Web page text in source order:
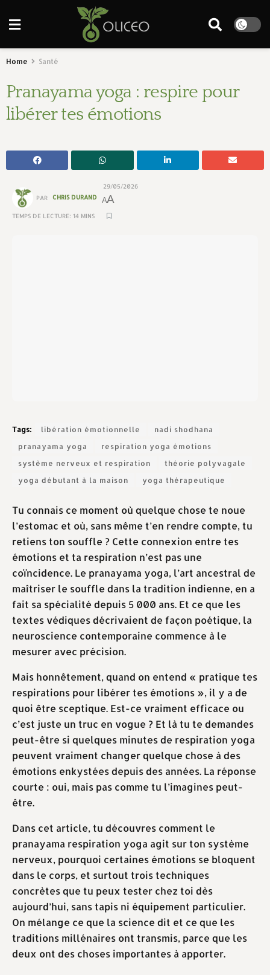
Home Santé
Pranayama yoga : respire pour
libérer tes émotions
PAR CHRIS DURAND
TEMPS DE LECTURE: 14 MINS
29/05/2026
AA
Tags: libération émotionnelle
nadi shodhana
pranayama yoga
respiration yoga émotions
système nerveux et respiration
théorie polyvagale
yoga débutant à la maison
yoga thérapeutique
Tu connais ce moment où quelque chose te noue
l’estomac et où, sans même t’en rendre compte, tu
retiens ton souffle ? Cette connexion entre tes
émotions et ta respiration n’est pas une
coïncidence. Le pranayama yoga, l’art ancestral de
maîtriser le souffle dans la tradition indienne, en a
fait sa spécialité depuis 5 000 ans. Et ce que les
textes védiques décrivaient de façon poétique, la
neuroscience contemporaine commence à le
mesurer avec précision.
Mais honnêtement, quand on entend « pratique tes
respirations pour libérer tes émotions », il y a de
quoi être sceptique. Est-ce vraiment efficace ou
c’est juste un truc en vogue ? Et là tu te demandes
peut-être si quelques minutes de respiration yoga
peuvent vraiment changer quelque chose à des
émotions enkystées depuis des années. La réponse
courte : oui, mais pas comme tu l’imagines peut-
être.
Dans cet article, tu découvres comment le
pranayama respiration yoga agit sur ton système
nerveux, pourquoi certaines émotions se bloquent
dans le corps, et surtout trois techniques
concrètes que tu peux tester chez toi dès
aujourd’hui, sans tapis ni équipement particulier.
On mélange ce que la science dit et ce que les
traditions millénaires ont transmis, parce que les
deux ont des choses importantes à apporter.